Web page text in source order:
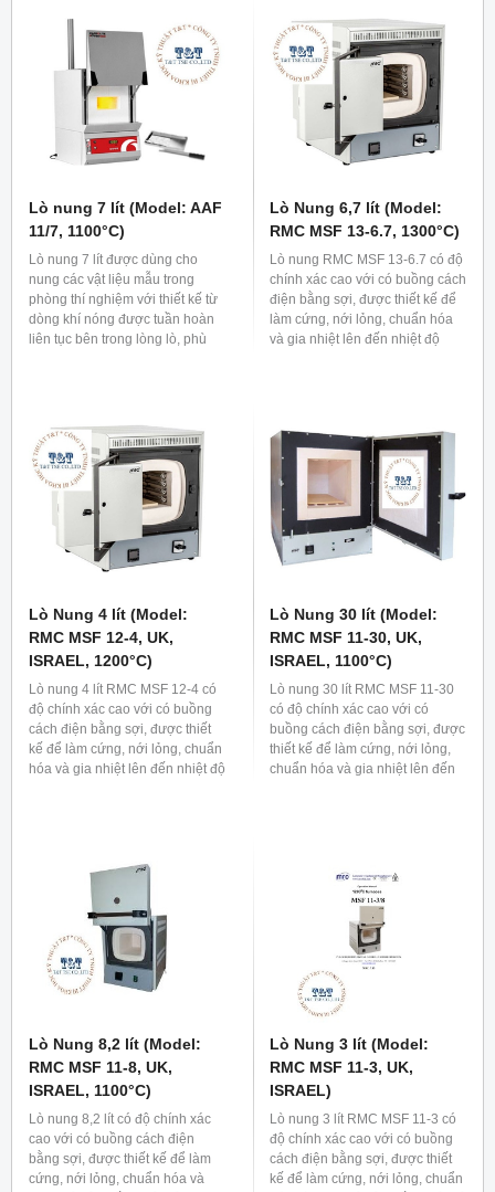
Lò nung 7 lít (Model: AAF
11/7, 1100°C)
Lò nung 7 lít được dùng cho
nung các vật liệu mẫu trong
phòng thí nghiệm với thiết kế từ
dòng khí nóng được tuần hoàn
liên tục bên trong lòng lò, phù
Lò Nung 6,7 lít (Model:
RMC MSF 13-6.7, 1300°C)
Lò nung RMC MSF 13-6.7 có độ
chính xác cao với có buồng cách
điện bằng sợi, được thiết kế để
làm cứng, nới lỏng, chuẩn hóa
và gia nhiệt lên đến nhiệt độ
dục, y học và công nghiệp. Để
loại bỏ khí hoặc khói thoát ra
trong quá trình xử lý nhiệt, có thể
lắp thêm lỗ thông gió và hệ
thống thoát khí trong sản phẩm.
Lò Nung 4 lít (Model:
RMC MSF 12-4, UK,
ISRAEL, 1200°C)
Lò nung 4 lít RMC MSF 12-4 có
độ chính xác cao với có buồng
cách điện bằng sợi, được thiết
kế để làm cứng, nới lỏng, chuẩn
hóa và gia nhiệt lên đến nhiệt độ
dục, y học và công nghiệp. Để
loại bỏ khí hoặc khói thoát ra
trong quá trình xử lý nhiệt, có thể
lắp thêm lỗ thông gió và hệ
thống thoát khí trong sản phẩm.
Lò Nung 30 lít (Model:
RMC MSF 11-30, UK,
ISRAEL, 1100°C)
Lò nung 30 lít RMC MSF 11-30
có độ chính xác cao với có
buồng cách điện bằng sợi, được
thiết kế để làm cứng, nới lỏng,
chuẩn hóa và gia nhiệt lên đến
dục, y học và công nghiệp. Để
loại bỏ khí hoặc khói thoát ra
trong quá trình xử lý nhiệt, có thể
lắp thêm lỗ thông gió và hệ
thống thoát khí trong sản phẩm.
Lò Nung 8,2 lít (Model:
RMC MSF 11-8, UK,
ISRAEL, 1100°C)
Lò nung 8,2 lít có độ chính xác
cao với có buồng cách điện
bằng sợi, được thiết kế để làm
cứng, nới lỏng, chuẩn hóa và
Lò Nung 3 lít (Model:
RMC MSF 11-3, UK,
ISRAEL)
Lò nung 3 lít RMC MSF 11-3 có
độ chính xác cao với có buồng
cách điện bằng sợi, được thiết
kế để làm cứng, nới lỏng, chuẩn